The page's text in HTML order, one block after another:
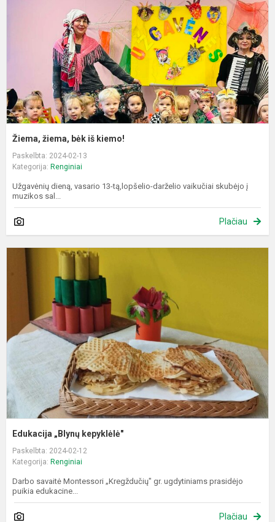
Žiema, žiema, bėk iš kiemo!
Paskelbta: 2024-02-13
Kategorija: Renginiai
Užgavėnių dieną, vasario 13-tą,lopšelio-darželio vaikučiai skubėjo į
muzikos sal...
Plačiau
Edukacija „Blynų kepyklėlė"
Paskelbta: 2024-02-12
Kategorija: Renginiai
Darbo savaitė Montessori „Kregždučių" gr. ugdytiniams prasidėjo
puikia edukacine...
Plačiau